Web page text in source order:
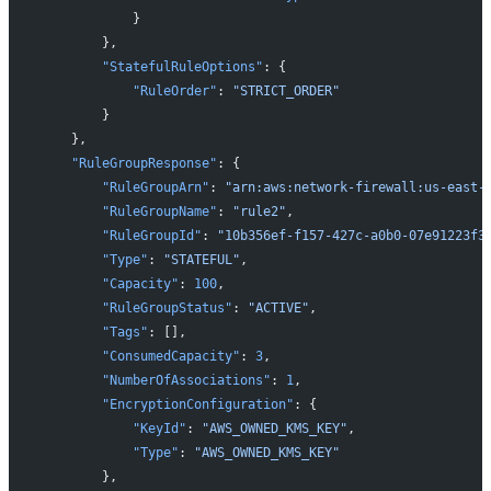
            }
        },
        "StatefulRuleOptions"
: {
            "RuleOrder"
:
"STRICT_ORDER"
        }
    },
    "RuleGroupResponse"
: {
        "RuleGroupArn"
:
"arn:aws:network-firewall:us-east-
        "RuleGroupName"
: "rule2" ,
        "RuleGroupId"
:
"10b356ef-f157-427c-a0b0-
        "Type"
: "STATEFUL" ,
        "Capacity"
: 100,
        "RuleGroupStatus"
: "ACTIVE" ,
        "Tags"
: [],
        "ConsumedCapacity"
: 3,
        "NumberOfAssociations"
: 1,
        "EncryptionConfiguration"
: {
            "KeyId"
: "AWS_OWNED_KMS_KEY" ,
            "Type"
:
"AWS_OWNED_KMS_KEY"
        },